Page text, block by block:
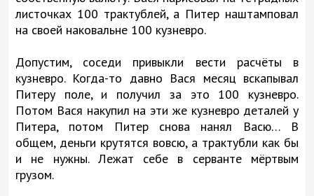
листочках 100 трактублей, а Питер наштамповал
на своей наковальне 100 кузневро.
Допустим, соседи привыкли вести расчёты в
кузневро. Когда-то давно Вася месяц вскапывал
Питеру поле, и получил за это 100 кузневро.
Потом Вася накупил на эти же кузневро деталей у
Питера, потом Питер снова нанял Васю… В
общем, деньги крутятся вовсю, а трактубли как бы
и не нужны. Лежат себе в серванте мёртвым
грузом.